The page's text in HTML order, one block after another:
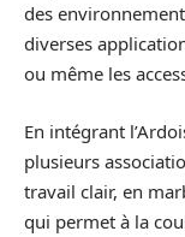
des
diverses
ou même les
En intégrant
plusieurs
travail clair, en
qui permet à la